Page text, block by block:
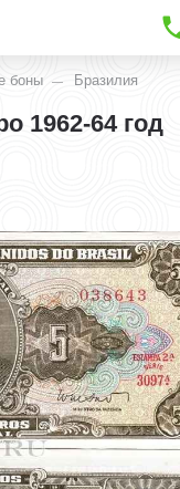
боны Бразилия
1962-64 год